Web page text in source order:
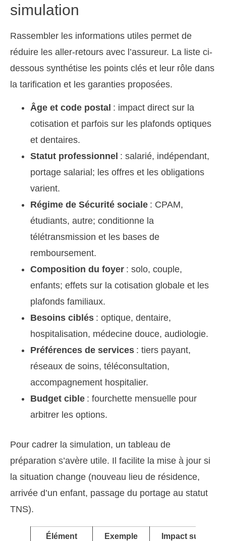
simulation
Rassembler les informations utiles permet de
réduire les aller-retours avec l’assureur. La liste ci-
dessous synthétise les points clés et leur rôle dans
la tarification et les garanties proposées.
Âge et code postal : impact direct sur la
cotisation et parfois sur les plafonds optiques
et dentaires.
Statut professionnel : salarié, indépendant,
portage salarial; les offres et les obligations
varient.
Régime de Sécurité sociale : CPAM,
étudiants, autre; conditionne la
télétransmission et les bases de
remboursement.
Composition du foyer : solo, couple,
enfants; effets sur la cotisation globale et les
plafonds familiaux.
Besoins ciblés : optique, dentaire,
hospitalisation, médecine douce, audiologie.
Préférences de services : tiers payant,
réseaux de soins, téléconsultation,
accompagnement hospitalier.
Budget cible : fourchette mensuelle pour
arbitrer les options.
Pour cadrer la simulation, un tableau de
préparation s’avère utile. Il facilite la mise à jour si
la situation change (nouveau lieu de résidence,
arrivée d’un enfant, passage du portage au statut
TNS).
Élément
Exemple
Impact sur le